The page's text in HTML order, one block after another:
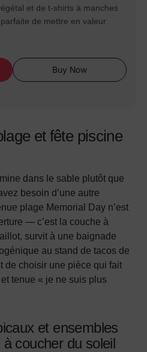
et de t-shirts à manches
de mettre en valeur
Buy Now
et fête piscine
dans le sable plutôt que
besoin d’une autre
plage Memorial Day n’est
— c’est la couche à
survit à une baignade
au stand de tacos de
de choisir une pièce qui fait
tenue « je ne suis plus
et ensembles
coucher du soleil